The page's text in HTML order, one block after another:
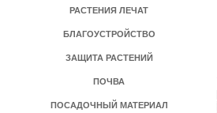
РАСТЕНИЯ ЛЕЧАТ
БЛАГОУСТРОЙСТВО
ЗАЩИТА РАСТЕНИЙ
ПОЧВА
ПОСАДОЧНЫЙ МАТЕРИАЛ